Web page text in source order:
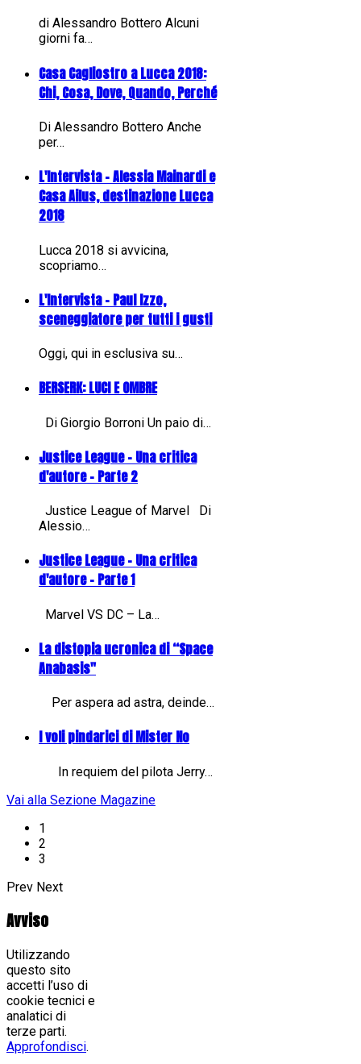
di Alessandro Bottero Alcuni
giorni fa…
Casa Cagliostro a Lucca 2018:
Chi, Cosa, Dove, Quando, Perché
Di Alessandro Bottero Anche
per…
L'Intervista - Alessia Mainardi e
Casa Ailus, destinazione Lucca
2018
Lucca 2018 si avvicina,
scopriamo…
L'Intervista - Paul Izzo,
sceneggiatore per tutti i gusti
Oggi, qui in esclusiva su…
BERSERK: LUCI E OMBRE
Di Giorgio Borroni Un paio di…
Justice League - Una critica
d'autore - Parte 2
Justice League of Marvel Di
Alessio…
Justice League - Una critica
d'autore - Parte 1
Marvel VS DC – La…
La distopia ucronica di “Space
Anabasis"
Per aspera ad astra, deinde…
I voli pindarici di Mister No
In requiem del pilota Jerry…
Vai alla Sezione Magazine
1
2
3
Prev Next
Avviso
Utilizzando
questo sito
accetti l’uso di
cookie tecnici e
analatici di
terze parti.
Approfondisci.